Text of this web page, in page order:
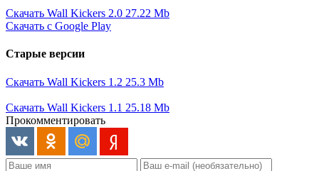
Скачать Wall Kickers 2.0 27.22 Mb
Скачать с Google Play
Старые версии
Скачать Wall Kickers 1.2 25.3 Mb
Скачать Wall Kickers 1.1 25.18 Mb
Прокомментировать